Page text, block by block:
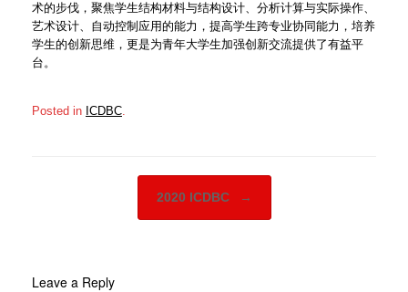
术的步伐，聚焦学生结构材料与结构设计、分析计算与实际操作、
艺术设计、自动控制应用的能力，提高学生跨专业协同能力，培养
学生的创新思维，更是为青年大学生加强创新交流提供了有益平
台。
Posted in ICDBC
2020 ICDBC →
Leave a Reply